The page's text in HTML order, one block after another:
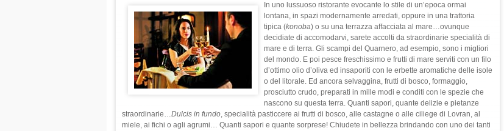
In uno lussuoso ristorante evocante lo stile di un’epoca ormai
lontana, in spazi modernamente arredati, oppure in una trattoria
tipica (konoba) o su una terrazza affacciata al mare…ovunque
decidiate di accomodarvi, sarete accolti da straordinarie specialità di
mare e di terra. Gli scampi del Quarnero, ad esempio, sono i migliori
del mondo. E poi pesce freschissimo e frutti di mare serviti con un filo
d’ottimo olio d’oliva ed insaporiti con le erbette aromatiche delle isole
o del litorale. Ed ancora selvaggina, frutti di bosco, formaggio,
prosciutto crudo, preparati in mille modi e conditi con le spezie che
nascono su questa terra. Quanti sapori, quante delizie e pietanze
straordinarie…Dulcis in fundo, specialità pasticcere ai frutti di bosco, alle castagne o alle ciliege di Lovran, al
miele, ai fichi o agli agrumi… Quanti sapori e quante sorprese! Chiudete in bellezza brindando con uno dei tanti